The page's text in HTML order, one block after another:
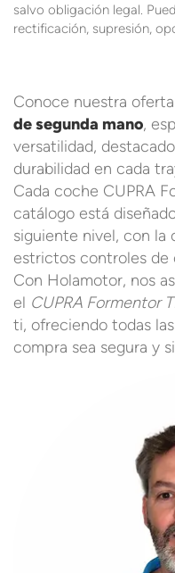
salvo obligación legal.
rectificación, supresión,
Conoce nuestra
de segunda mano,
versatilidad,
durabilidad en cada
Cada coche CUPRA
catálogo está
siguiente nivel, con
estrictos controles de
Con Holamotor, nos
el CUPRA Formentor
ti, ofreciendo todas
compra sea segura y